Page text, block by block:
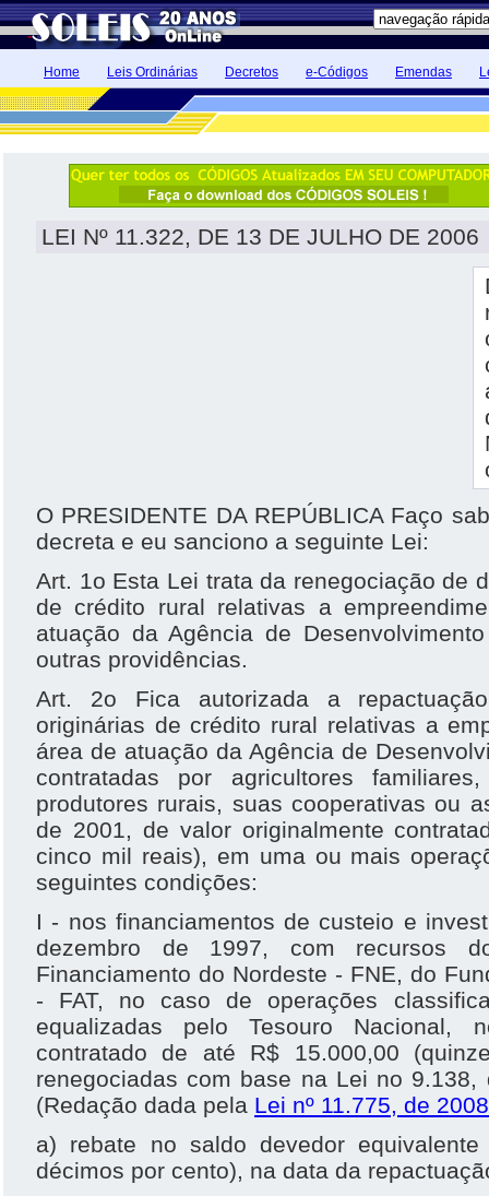
Home Leis Ordinárias Decretos e-Códigos Emendas
LEI Nº 11.322, DE 13 DE JULHO DE 2006
O PRESIDENTE DA REPÚBLICA Faço
decreta e eu sanciono a seguinte Lei:
Art. 1o Esta Lei trata da renegociação de
de crédito rural relativas a
atuação da Agência de
outras providências.
Art. 2o Fica autorizada a
originárias de crédito rural relativas a
área de atuação da Agência de
contratadas por agricultores
produtores rurais, suas cooperativas ou
de 2001, de valor originalmente
cinco mil reais), em uma ou mais
seguintes condições:
I - nos financiamentos de custeio e
dezembro de 1997, com recursos
Financiamento do Nordeste - FNE, do
- FAT, no caso de operações
equalizadas pelo Tesouro Nacional,
contratado de até R$ 15.000,00
renegociadas com base na Lei no
(Redação dada pela Lei nº 11.775, de 2008
a) rebate no saldo devedor
décimos por cento), na data da